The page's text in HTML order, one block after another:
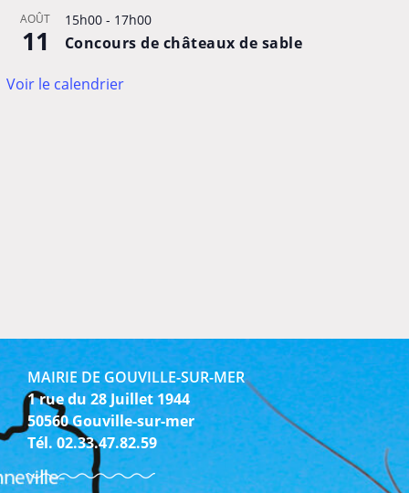
AOÛT
11
15h00- 17h00
Concours de châteaux de sable
Voir le calendrier
MAIRIE DE GOUVILLE-SUR-MER
1 rue du 28 Juillet 1944
50560 Gouville-sur-mer
Tél. 02.33.47.82.59